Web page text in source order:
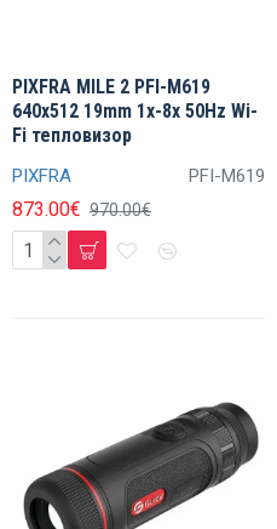
PIXFRA PFI-M619
PIXFRA MILE 2 PFI-M619
640x512 19mm 1x-8x 50Hz Wi-
Fi тепловизор
873.00€ 970.00€